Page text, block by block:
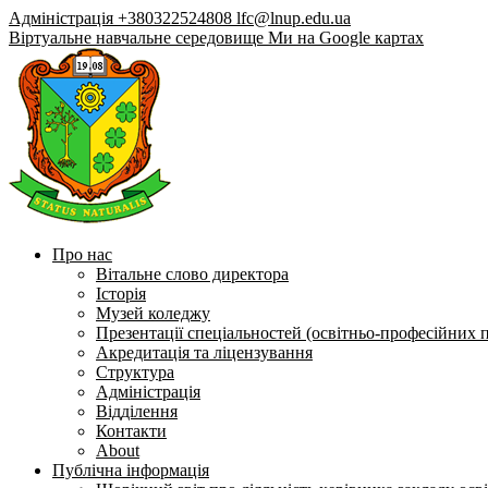
Адміністрація +380322524808 lfc@lnup.edu.ua
Віртуальне навчальне середовище Ми на Google картах
Про нас
Вітальне слово директора
Історія
Музей коледжу
Презентації спеціальностей (освітньо-професійних
Акредитація та ліцензування
Структура
Адміністрація
Відділення
Контакти
About
Публічна інформація